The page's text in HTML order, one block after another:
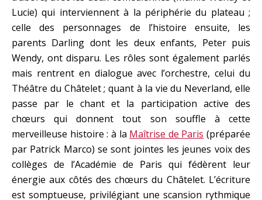
Lucie) qui interviennent à la périphérie du plateau ;
celle des personnages de l’histoire ensuite, les
parents Darling dont les deux enfants, Peter puis
Wendy, ont disparu. Les rôles sont également parlés
mais rentrent en dialogue avec l’orchestre, celui du
Théâtre du Châtelet ; quant à la vie du Neverland, elle
passe par le chant et la participation active des
chœurs qui donnent tout son souffle à cette
merveilleuse histoire : à la Maîtrise de Paris (préparée
par Patrick Marco) se sont jointes les jeunes voix des
collèges de l’Académie de Paris qui fédèrent leur
énergie aux côtés des chœurs du Châtelet. L’écriture
est somptueuse, privilégiant une scansion rythmique